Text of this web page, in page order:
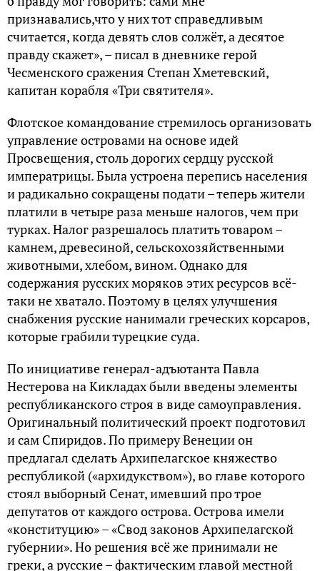
признавались,что у них тот справедливым
считается, когда девять слов солжёт, а десятое
правду скажет», – писал в дневнике герой
Чесменского сражения Степан Хметевский,
капитан корабля «Три святителя».
Флотское командование стремилось организовать
управление островами на основе идей
Просвещения, столь дорогих сердцу русской
императрицы. Была устроена перепись населения
и радикально сокращены подати – теперь жители
платили в четыре раза меньше налогов, чем при
турках. Налог разрешалось платить товаром –
камнем, древесиной, сельскохозяйственными
животными, хлебом, вином. Однако для
содержания русских моряков этих ресурсов всё-
таки не хватало. Поэтому в целях улучшения
снабжения русские нанимали греческих корсаров,
которые грабили турецкие суда.
По инициативе генерал-адъютанта Павла
Нестерова на Кикладах были введены элементы
республиканского строя в виде самоуправления.
Оригинальный политический проект подготовил
и сам Спиридов. По примеру Венеции он
предлагал сделать Архипелагское княжество
республикой («архидукством»), во главе которого
стоял выборный Сенат, имевший про трое
депутатов от каждого острова. Острова имели
«конституцию» – «Свод законов Архипелагской
губернии». Но решения всё же принимали не
греки, а русские – фактическим главой местной